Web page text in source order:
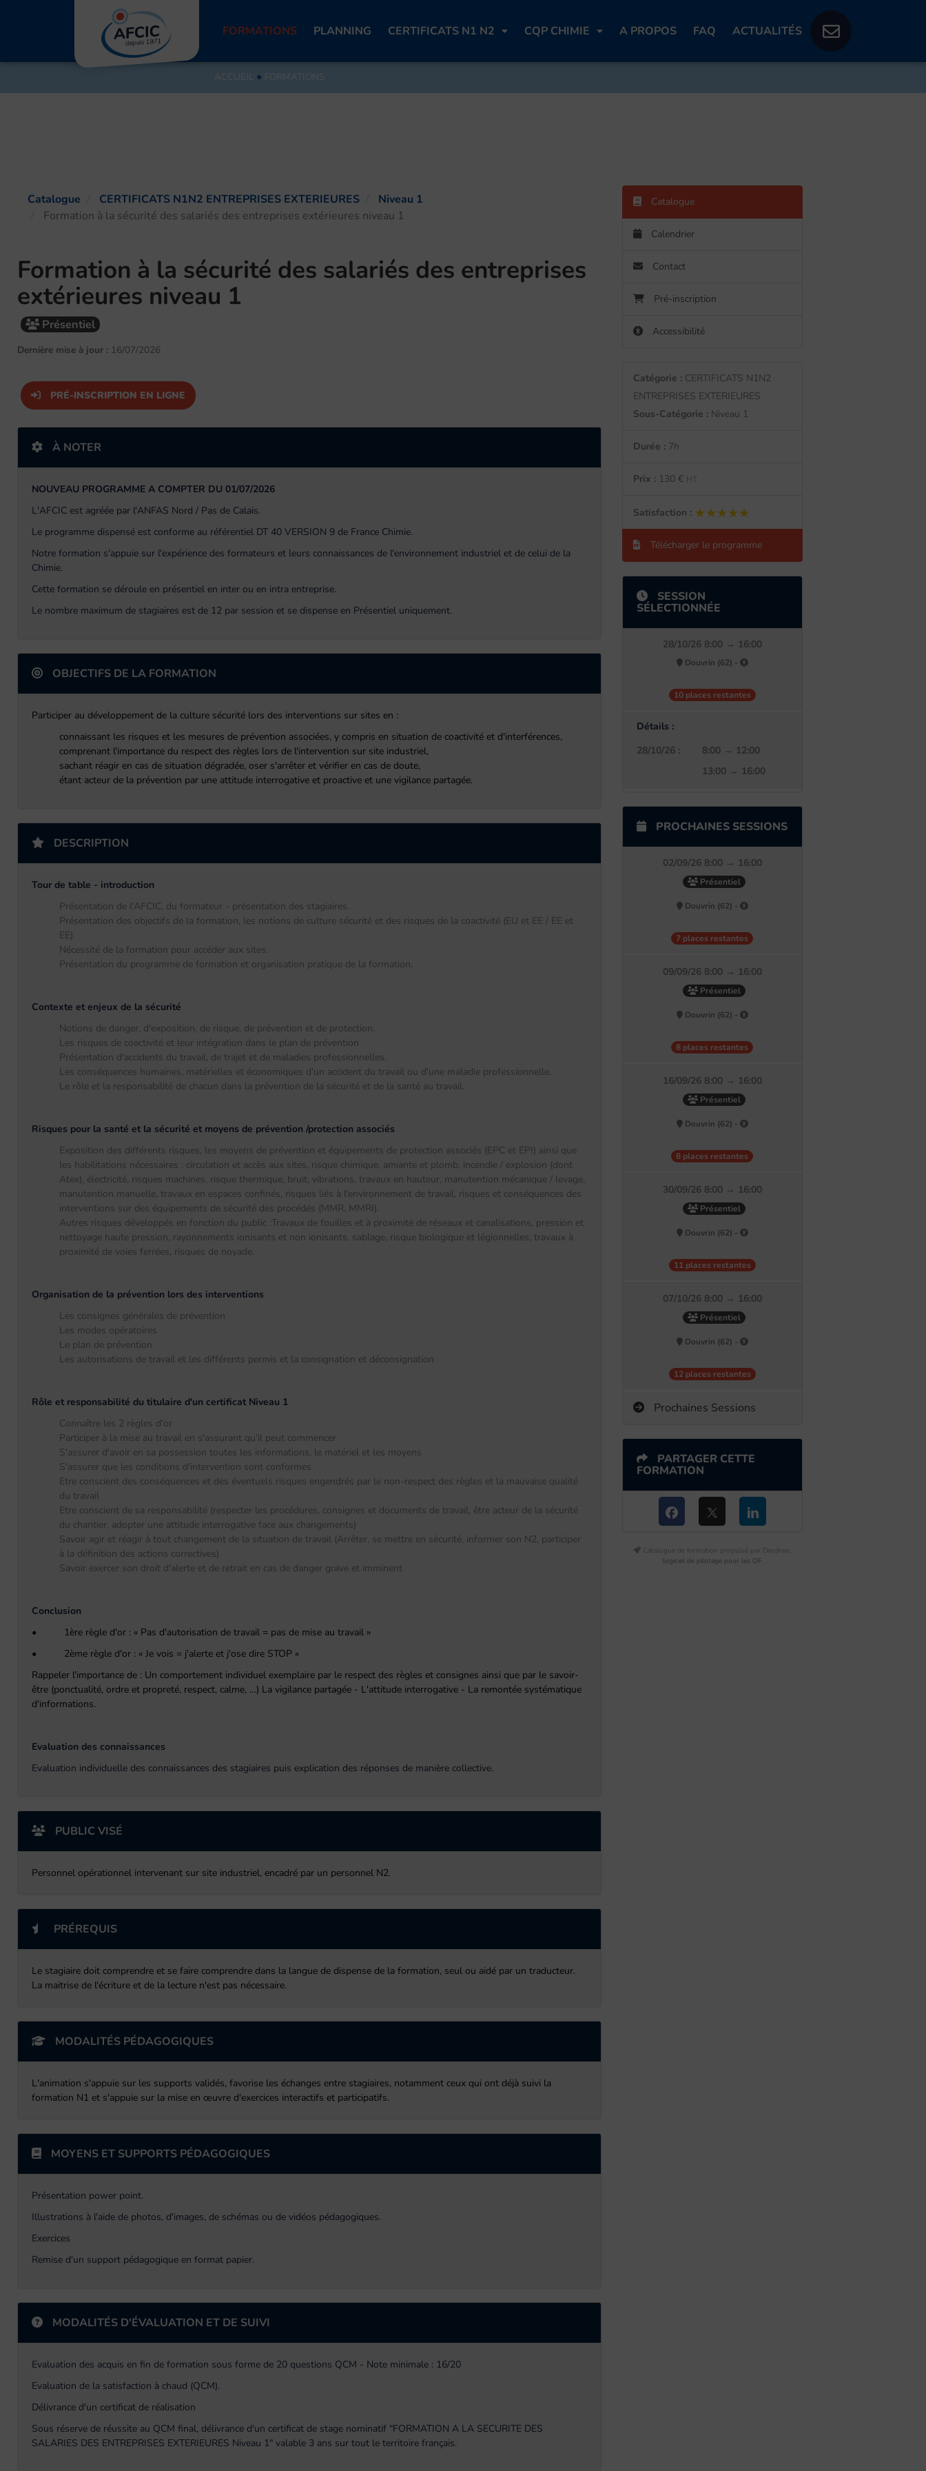
FORMATIONS PLANNING CERTIFICATS N1 N2 CQP CHIMIE A PROPOS FAQ ACTUALITÉS
ACCUEIL● FORMATIONS
Catalogue CERTIFICATS N1N2 ENTREPRISES EXTERIEURES
Niveau 1
Formation à la sécurité des salariés des entreprises extérieures niveau 1
Formation à la sécurité des salariés des entreprises
extérieures niveau 1
Présentiel
Dernière mise à jour : 16/07/2026
PRÉ-INSCRIPTION EN LIGNE
À NOTER
NOUVEAU PROGRAMME A COMPTER DU 01/07/2026
L'AFCIC est agréée par l'ANFAS Nord / Pas de Calais.
Le programme dispensé est conforme au référentiel DT 40 VERSION 9 de France Chimie.
Notre formation s'appuie sur l'expérience des formateurs et leurs connaissances de l'environnement industriel et de celui de la
Chimie.
Cette formation se déroule en présentiel en inter ou en intra entreprise.
Le nombre maximum de stagiaires est de 12 par session et se dispense en Présentiel uniquement.
OBJECTIFS DE LA FORMATION
Participer au développement de la culture sécurité lors des interventions sur sites en :
connaissant les risques et les mesures de prévention associées, y compris en situation de coactivité et d'interférences,
comprenant l'importance du respect des règles lors de l'intervention sur site industriel,
sachant réagir en cas de situation dégradée, oser s'arrêter et vérifier en cas de doute,
étant acteur de la prévention par une attitude interrogative et proactive et une vigilance partagée.
DESCRIPTION
Tour de table - introduction
Présentation de l'AFCIC, du formateur - présentation des stagiaires.
Présentation des objectifs de la formation, les notions de culture sécurité et des risques de la coactivité (EU et EE / EE et
EE).
Nécessité de la formation pour accéder aux sites.
Présentation du programme de formation et organisation pratique de la formation.
Contexte et enjeux de la sécurité
Notions de danger, d'exposition, de risque, de prévention et de protection.
Les risques de coactivité et leur intégration dans le plan de prévention
Présentation d'accidents du travail, de trajet et de maladies professionnelles.
Les conséquences humaines, matérielles et économiques d'un accident du travail ou d'une maladie professionnelle.
Le rôle et la responsabilité de chacun dans la prévention de la sécurité et de la santé au travail.
Risques pour la santé et la sécurité et moyens de prévention /protection associés
Exposition des différents risques, les moyens de prévention et équipements de protection associés (EPC et EPI) ainsi que
les habilitations nécessaires : circulation et accès aux sites, risque chimique, amiante et plomb, incendie / explosion (dont
Atex), électricité, risques machines, risque thermique, bruit, vibrations, travaux en hauteur, manutention mécanique / levage,
manutention manuelle, travaux en espaces confinés, risques liés à l'environnement de travail, risques et conséquences des
interventions sur des équipements de sécurité des procédés (MMR, MMRI).
Autres risques développés en fonction du public :Travaux de fouilles et à proximité de réseaux et canalisations, pression et
nettoyage haute pression, rayonnements ionisants et non ionisants, sablage, risque biologique et légionnelles, travaux à
proximité de voies ferrées, risques de noyade.
Organisation de la prévention lors des interventions
Les consignes générales de prévention
Les modes opératoires
Le plan de prévention
Les autorisations de travail et les différents permis et la consignation et déconsignation
Rôle et responsabilité du titulaire d'un certificat Niveau 1
Connaître les 2 règles d'or
Participer à la mise au travail en s'assurant qu'il peut commencer
S'assurer d'avoir en sa possession toutes les informations, le matériel et les moyens
S'assurer que les conditions d'intervention sont conformes
Etre conscient des conséquences et des éventuels risques engendrés par le non-respect des règles et la mauvaise qualité
du travail
Etre conscient de sa responsabilité (respecter les procédures, consignes et documents de travail, être acteur de la sécurité
du chantier, adopter une attitude interrogative face aux changements)
Savoir agir et réagir à tout changement de la situation de travail (Arrêter, se mettre en sécurité, informer son N2, participer
à la définition des actions correctives)
Savoir exercer son droit d'alerte et de retrait en cas de danger grave et imminent
Conclusion
• 1ère règle d'or : « Pas d'autorisation de travail = pas de mise au travail »
• 2ème règle d'or : « Je vois = j'alerte et j'ose dire STOP »
Rappeler l'importance de : Un comportement individuel exemplaire par le respect des règles et consignes ainsi que par le savoir-
être (ponctualité, ordre et propreté, respect, calme, …) La vigilance partagée - L'attitude interrogative - La remontée systématique
d'informations.
Evaluation des connaissances
Evaluation individuelle des connaissances des stagiaires puis explication des réponses de manière collective.
PUBLIC VISÉ
Personnel opérationnel intervenant sur site industriel, encadré par un personnel N2.
PRÉREQUIS
Le stagiaire doit comprendre et se faire comprendre dans la langue de dispense de la formation, seul ou aidé par un traducteur.
La maitrise de l'écriture et de la lecture n'est pas nécessaire.
MODALITÉS PÉDAGOGIQUES
L'animation s'appuie sur les supports validés, favorise les échanges entre stagiaires, notamment ceux qui ont déjà suivi la
formation N1 et s'appuie sur la mise en œuvre d'exercices interactifs et participatifs.
MOYENS ET SUPPORTS PÉDAGOGIQUES
Présentation power point.
Illustrations à l'aide de photos, d'images, de schémas ou de vidéos pédagogiques.
Exercices
Remise d'un support pédagogique en format papier.
MODALITÉS D'ÉVALUATION ET DE SUIVI
Evaluation des acquis en fin de formation sous forme de 20 questions QCM - Note minimale : 16/20
Evaluation de la satisfaction à chaud (QCM).
Délivrance d'un certificat de réalisation
Sous réserve de réussite au QCM final, délivrance d'un certificat de stage nominatif "FORMATION A LA SECURITE DES
SALARIES DES ENTREPRISES EXTERIEURES Niveau 1" valable 3 ans sur tout le territoire français.
Catalogue
Calendrier
Contact
Pré-inscription
Accessibilité
Catégorie : CERTIFICATS N1N2
ENTREPRISES EXTERIEURES
Sous-Catégorie : Niveau 1
Durée :7h
Prix : 130 € HT
Satisfaction : ★★★★★
★★★★★
Télécharger le programme
SESSION
SÉLECTIONNÉE
28/10/26 8:00 → 16:00
Douvrin (62) -
10 places restantes
Détails :
28/10/26 :
8:00 → 12:00
13:00 → 16:00
PROCHAINES SESSIONS
02/09/26 8:00 → 16:00
Présentiel
Douvrin (62) -
7 places restantes
09/09/26 8:00 → 16:00
Présentiel
Douvrin (62) -
8 places restantes
16/09/26 8:00 → 16:00
Présentiel
Douvrin (62) -
8 places restantes
30/09/26 8:00 → 16:00
Présentiel
Douvrin (62) -
11 places restantes
07/10/26 8:00 → 16:00
Présentiel
Douvrin (62) -
12 places restantes
Prochaines Sessions
PARTAGER CETTE
FORMATION
Catalogue de formation propulsé par Dendreo,
logiciel de pilotage pour les OF